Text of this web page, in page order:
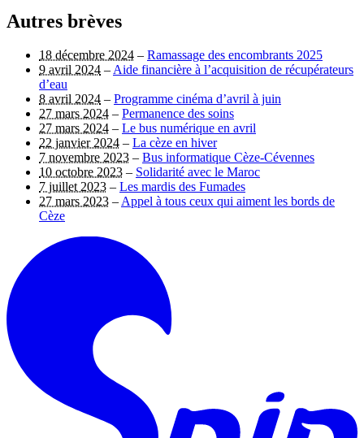
Autres brèves
18 décembre 2024 – Ramassage des encombrants 2025
9 avril 2024 –Aide financière à l’acquisition de récupérateurs
d’eau
8 avril 2024 – Programme cinéma d’avril à juin
27 mars 2024 – Permanence des soins
27 mars 2024 – Le bus numérique en avril
22 janvier 2024 – La cèze en hiver
7 novembre 2023 – Bus informatique Cèze-Cévennes
10 octobre 2023 – Solidarité avec le Maroc
7 juillet 2023 – Les mardis des Fumades
27 mars 2023 –Appel à tous ceux qui aiment les bords de
Cèze